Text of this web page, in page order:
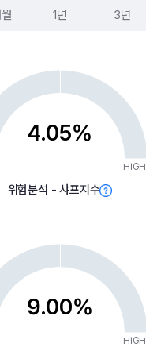
1년 3년
4.05%
HIGH
위험분석 - 샤프지수
9.00%
HIGH